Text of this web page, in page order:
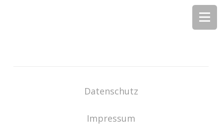
Datenschutz
Impressum